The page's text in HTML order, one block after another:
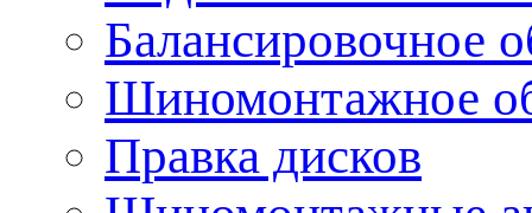
Балансировочное
Шиномонтажное
Правка дисков